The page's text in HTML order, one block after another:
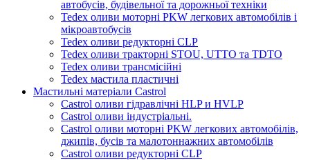
автобусів, будівельної та дорожньої техніки
Tedex оливи моторні PKW легкових автомобілів і
мікроавтобусів
Tedex оливи редукторні CLP
Tedex оливи тракторні STOU, UTTO та TDTO
Tedex оливи трансмісійні
Tedex мастила пластичні
Мастильні матеріали Castrol
Castrol оливи гідравлічні HLP и HVLP
Castrol оливи індустріальні.
Castrol оливи моторні PKW легкових автомобілів,
джипів, бусів та малотоннажних автомобілів
Castrol оливи редукторні CLP